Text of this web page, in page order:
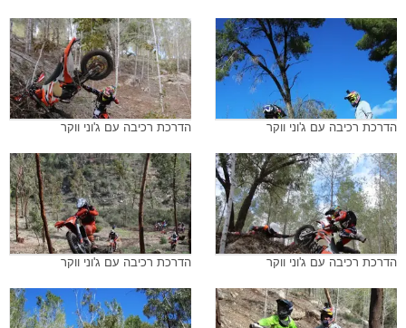
הדרכת רכיבה עם ג'וני ווקר הדרכת רכיבה עם ג'וני ווקר
הדרכת רכיבה עם ג'וני ווקר הדרכת רכיבה עם ג'וני ווקר